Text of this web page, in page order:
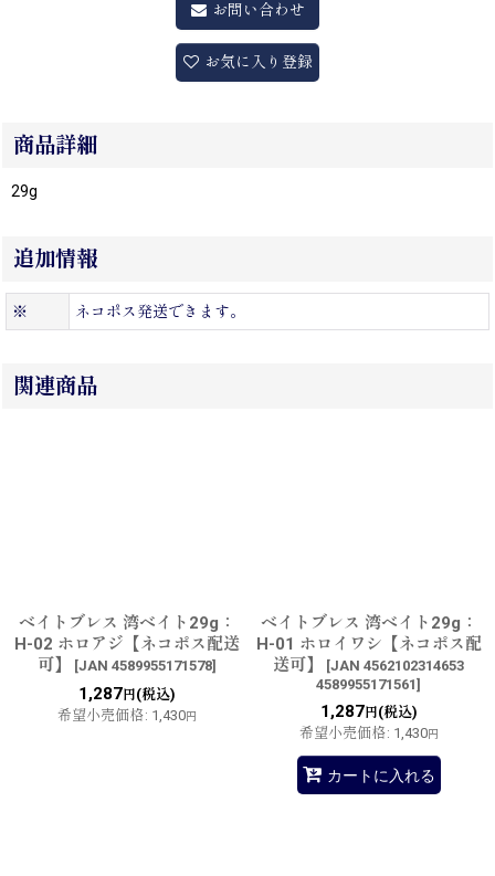
お問い合わせ
お気に入り登録
商品詳細
29g
追加情報
※ ネコポス発送できます。
関連商品
ベイトブレス 湾ベイト29g：
H-02 ホロアジ【ネコポス配送
可】
[JAN 4589955171578]
1,287円(税込)
希望小売価格: 1,430円
ベイトブレス 湾ベイト29g：
H-01 ホロイワシ【ネコポス配
送可】
[JAN 4562102314653
4589955171561]
1,287円(税込)
希望小売価格: 1,430円
カートに入れる